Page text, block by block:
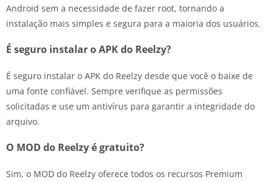
Android sem a necessidade de fazer root, tornando a
instalação mais simples e segura para a maioria dos usuários.
É seguro instalar o APK do Reelzy?
É seguro instalar o APK do Reelzy desde que você o baixe de
uma fonte confiável. Sempre verifique as permissões
solicitadas e use um antivírus para garantir a integridade do
arquivo.
O MOD do Reelzy é gratuito?
Sim, o MOD do Reelzy oferece todos os recursos Premium